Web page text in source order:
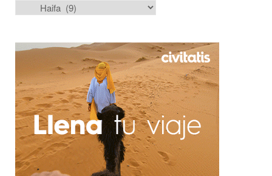
Categorías